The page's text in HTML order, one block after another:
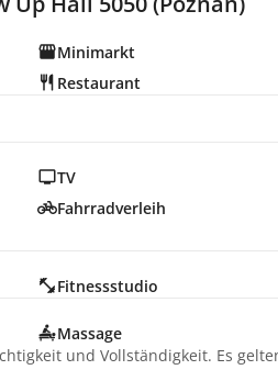
Minimarkt
Restaurant
TV
Fahrradverleih
Fitnessstudio
Massage
und Vollständigkeit. Es